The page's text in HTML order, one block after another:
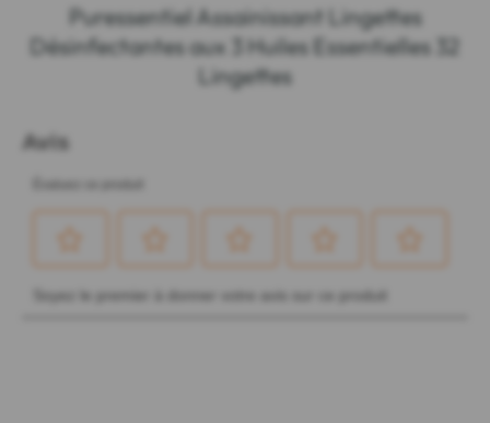
Puressentiel Assainissant Lingettes
Désinfectantes aux 3 Huiles Essentielles 32
Lingettes